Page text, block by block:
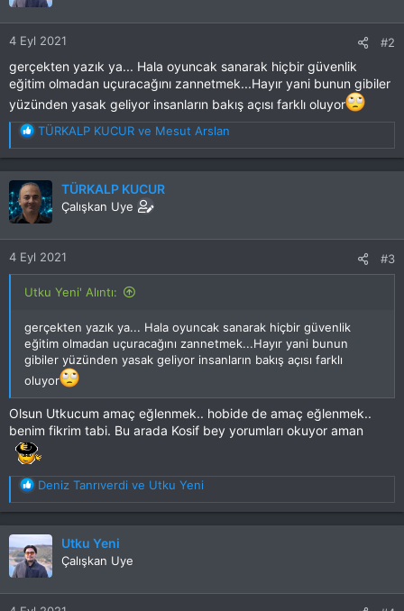
4 Eyl 2021 #2
gerçekten yazık ya... Hala oyuncak sanarak hiçbir güvenlik
eğitim olmadan uçuracağını zannetmek...Hayır yani bunun gibiler
yüzünden yasak geliyor insanların bakış açısı farklı oluyor
T
e
p
k
i
l
e
r
TÜRKALP KUCUR ve Mesut Arslan
TÜRKALP KUCUR
Çalışkan Uye
4 Eyl 2021 #3
Utku Yeni' Alıntı:
gerçekten yazık ya... Hala oyuncak sanarak hiçbir güvenlik
eğitim olmadan uçuracağını zannetmek...Hayır yani bunun
gibiler yüzünden yasak geliyor insanların bakış açısı farklı
oluyor
Olsun Utkucum amaç eğlenmek.. hobide de amaç eğlenmek..
benim fikrim tabi. Bu arada Kosif bey yorumları okuyor aman
T
e
p
k
i
l
e
r
Deniz Tanrıverdi ve Utku Yeni
Utku Yeni
Çalışkan Uye